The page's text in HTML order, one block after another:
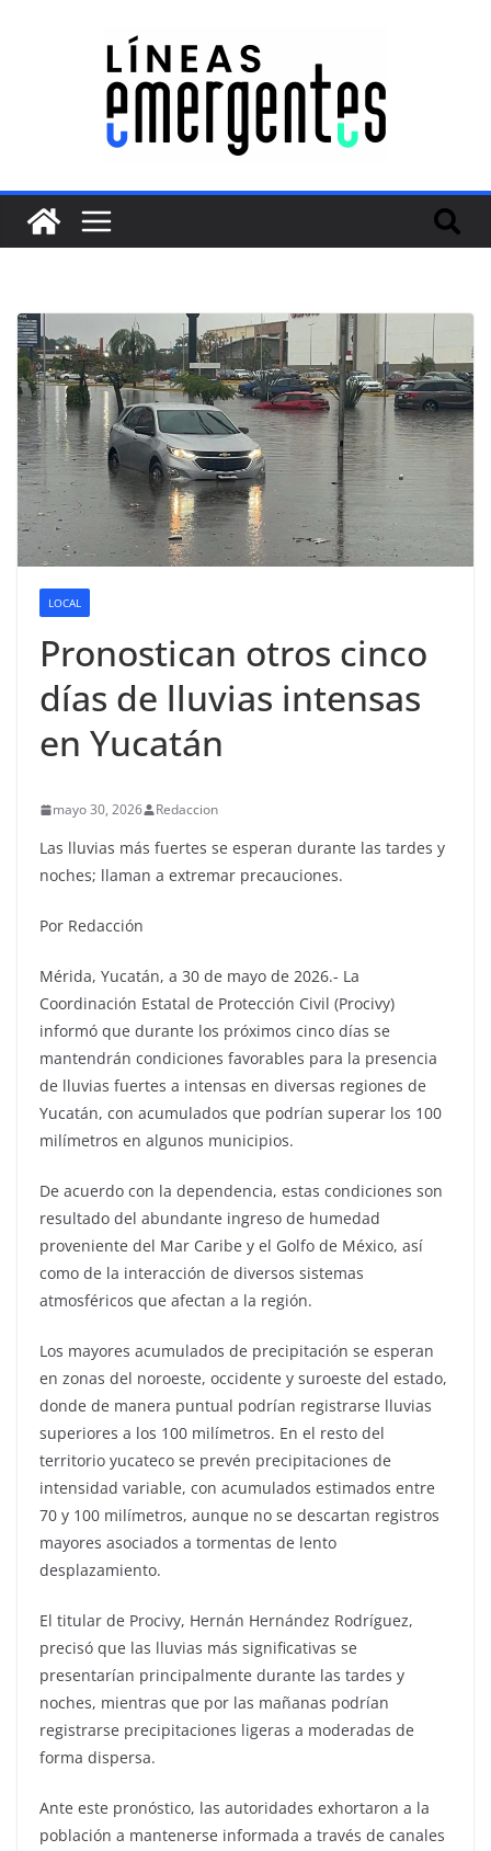
LOCAL
Pronostican otros cinco
días de lluvias intensas
en Yucatán
mayo 30, 2026 Redaccion
Las lluvias más fuertes se esperan durante las tardes y
noches; llaman a extremar precauciones.
Por Redacción
Mérida, Yucatán, a 30 de mayo de 2026.- La
Coordinación Estatal de Protección Civil (Procivy)
informó que durante los próximos cinco días se
mantendrán condiciones favorables para la presencia
de lluvias fuertes a intensas en diversas regiones de
Yucatán, con acumulados que podrían superar los 100
milímetros en algunos municipios.
De acuerdo con la dependencia, estas condiciones son
resultado del abundante ingreso de humedad
proveniente del Mar Caribe y el Golfo de México, así
como de la interacción de diversos sistemas
atmosféricos que afectan a la región.
Los mayores acumulados de precipitación se esperan
en zonas del noroeste, occidente y suroeste del estado,
donde de manera puntual podrían registrarse lluvias
superiores a los 100 milímetros. En el resto del
territorio yucateco se prevén precipitaciones de
intensidad variable, con acumulados estimados entre
70 y 100 milímetros, aunque no se descartan registros
mayores asociados a tormentas de lento
desplazamiento.
El titular de Procivy, Hernán Hernández Rodríguez,
precisó que las lluvias más significativas se
presentarían principalmente durante las tardes y
noches, mientras que por las mañanas podrían
registrarse precipitaciones ligeras a moderadas de
forma dispersa.
Ante este pronóstico, las autoridades exhortaron a la
población a mantenerse informada a través de canales